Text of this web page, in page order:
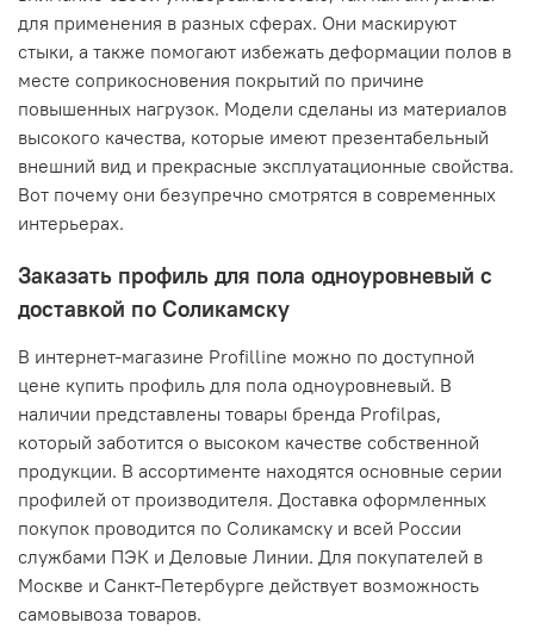
для применения в разных сферах. Они маскируют
стыки, а также помогают избежать деформации полов в
месте соприкосновения покрытий по причине
повышенных нагрузок. Модели сделаны из материалов
высокого качества, которые имеют презентабельный
внешний вид и прекрасные эксплуатационные свойства.
Вот почему они безупречно смотрятся в современных
интерьерах.
Заказать профиль для пола одноуровневый с
доставкой по Соликамску
В интернет-магазине Profilline можно по доступной
цене купить профиль для пола одноуровневый. В
наличии представлены товары бренда Profilpas,
который заботится о высоком качестве собственной
продукции. В ассортименте находятся основные серии
профилей от производителя. Доставка оформленных
покупок проводится по Соликамску и всей России
службами ПЭК и Деловые Линии. Для покупателей в
Москве и Санкт-Петербурге действует возможность
самовывоза товаров.